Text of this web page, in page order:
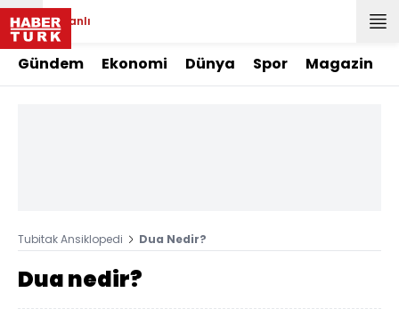
Canlı
Gündem Ekonomi Dünya Spor Magazin
Tubitak Ansiklopedi Dua Nedir?
Dua nedir?